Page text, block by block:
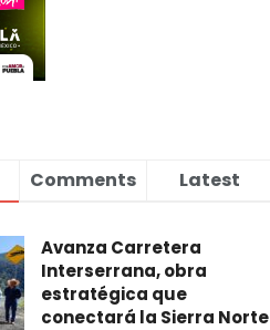
Comments Latest
Avanza Carretera
Interserrana, obra
estratégica que
conectará la Sierra Norte